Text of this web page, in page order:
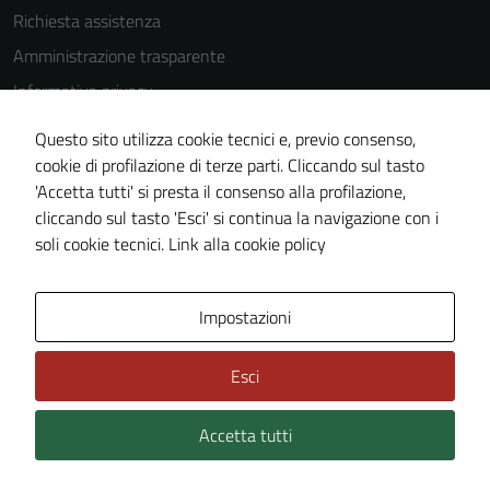
Richiesta assistenza
Amministrazione trasparente
Informativa privacy
Cookie Policy
Note legali
Dichiarazione di accessibilità
Piano di miglioramento del sito
Technical Design s.r.l.
Questo sito utilizza cookie tecnici e, previo consenso,
cookie di profilazione di terze parti. Cliccando sul tasto
'Accetta tutti' si presta il consenso alla profilazione,
cliccando sul tasto 'Esci' si continua la navigazione con i
soli cookie tecnici. Link alla cookie policy
Impostazioni
Esci
Accetta tutti